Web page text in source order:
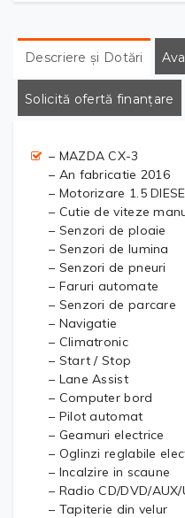
Descriere și Dotări
Solicită ofertă finanțare
– MAZDA CX-3
– An fabricatie 2016
– Motorizare 1.5
– Cutie de viteze
– Senzori de ploaie
– Senzori de lumina
– Senzori de pneuri
– Faruri automate
– Senzori de parcare
– Navigatie
– Climatronic
– Start / Stop
– Lane Assist
– Computer bord
– Pilot automat
– Geamuri electrice
– Oglinzi reglabile
– Incalzire in scaune
– Radio CD/DVD/AUX/
– Tapiterie din velur